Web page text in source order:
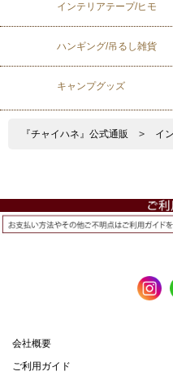
インテリアテープ/ヒモ
ハンギング/吊るし雑貨
キャンプグッズ
『チャイハネ』公式通販 > イ
会社概要
ご利用ガイド